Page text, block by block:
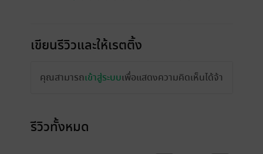
เขียนรีวิวและให้เรตติ้ง
คุณสามารถเข้าสู่ระบบเพื่อแสดงความคิดเห็นได้จ้า
รีวิวทั้งหมด